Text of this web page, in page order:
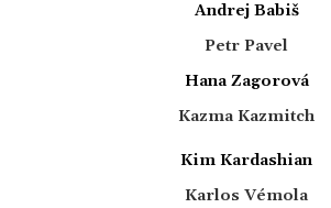
Andrej Babiš
Petr Pavel
Hana Zagorová
Kazma Kazmitch
Kim Kardashian
Karlos Vémola